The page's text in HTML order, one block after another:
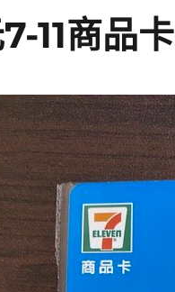
11商品卡